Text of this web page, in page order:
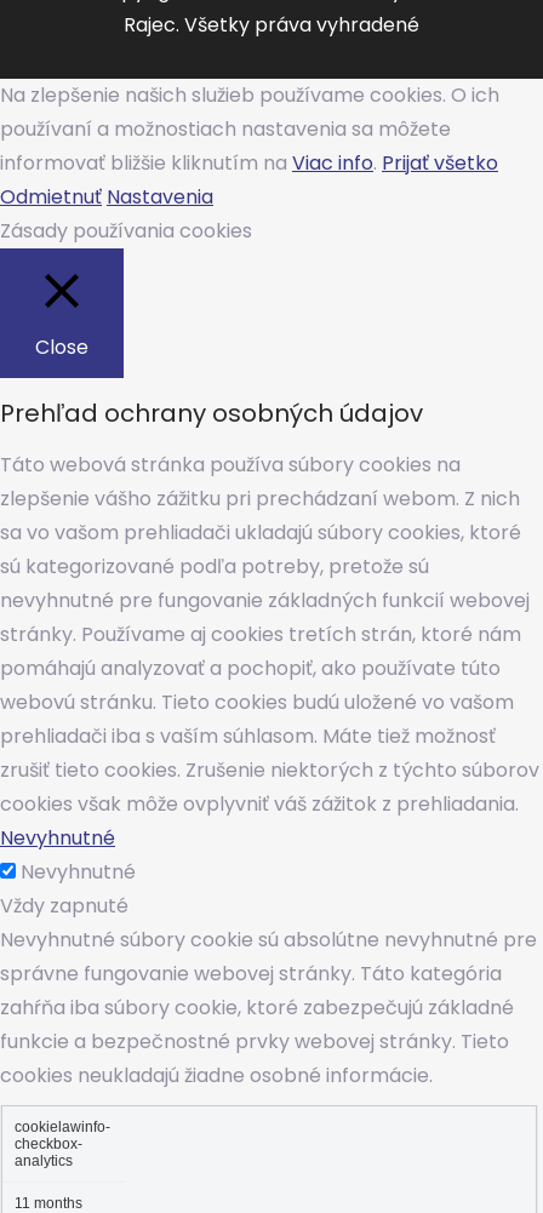
Rajec. Všetky práva vyhradené
Na zlepšenie našich služieb používame cookies. O ich
používaní a možnostiach nastavenia sa môžete
informovať bližšie kliknutím na Viac info. Prijať všetko
Odmietnuť Nastavenia
Zásady používania cookies
Close
Prehľad ochrany osobných údajov
Táto webová stránka používa súbory cookies na
zlepšenie vášho zážitku pri prechádzaní webom. Z nich
sa vo vašom prehliadači ukladajú súbory cookies, ktoré
sú kategorizované podľa potreby, pretože sú
nevyhnutné pre fungovanie základných funkcií webovej
stránky. Používame aj cookies tretích strán, ktoré nám
pomáhajú analyzovať a pochopiť, ako používate túto
webovú stránku. Tieto cookies budú uložené vo vašom
prehliadači iba s vaším súhlasom. Máte tiež možnosť
zrušiť tieto cookies. Zrušenie niektorých z týchto súborov
cookies však môže ovplyvniť váš zážitok z prehliadania.
Nevyhnutné
Nevyhnutné
Vždy zapnuté
Nevyhnutné súbory cookie sú absolútne nevyhnutné pre
správne fungovanie webovej stránky. Táto kategória
zahŕňa iba súbory cookie, ktoré zabezpečujú základné
funkcie a bezpečnostné prvky webovej stránky. Tieto
cookies neukladajú žiadne osobné informácie.
cookielawinfo-
checkbox-
analytics
11 months